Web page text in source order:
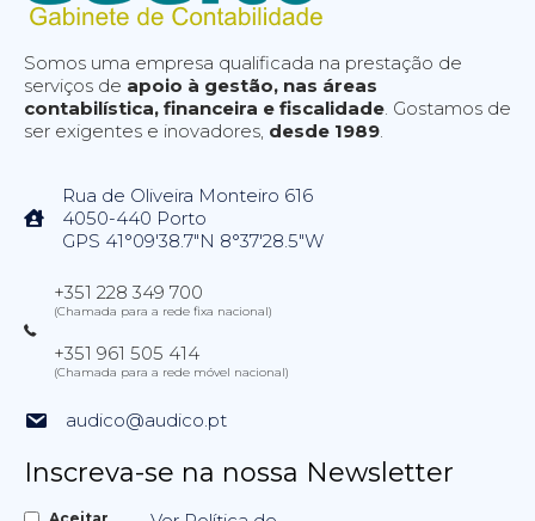
Somos uma empresa qualificada na prestação de
serviços de apoio à gestão, nas áreas
contabilística, financeira e fiscalidade . Gostamos de
ser exigentes e inovadores, desde 1989
Rua de Oliveira Monteiro 616
4050-440 Porto
GPS 41°09'38.7"N 8°37'28.5"W
+351 228 349 700
(Chamada para a rede fixa nacional)
+351 961 505 414
(Chamada para a rede móvel nacional)
audico@audico.pt
Inscreva-se na nossa Newsletter